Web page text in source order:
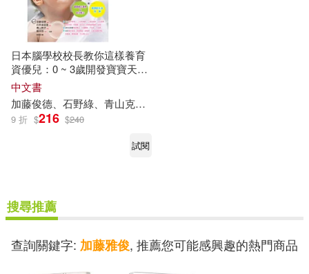
日本腦學校校長教你這樣養育
資優兒：0 ~ 3歲開發寶寶天賦
的大腦遊戲書(實踐版)
中文書
加藤俊德、石野綠、青山克子、藤本悠
9 折 $216 $240
試閱
搜尋推薦
查詢關鍵字: 加藤雅俊, 推薦您可能感興趣的熱門商品